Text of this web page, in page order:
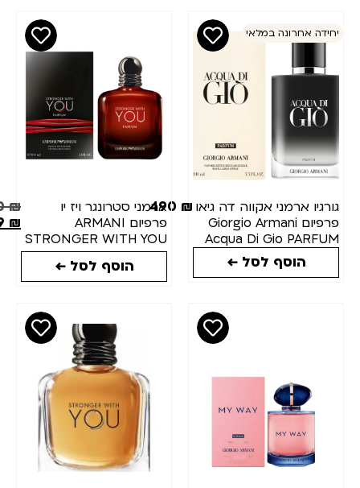
אחרונה במלאי
ארמני אקווה דה גיאו
פרפיום Giorgio Armani
Acqua Di Gio
490₪
הוסף לסל ←
ארמני סטרונגר ויז יו
פרפיום ARMANI
STRONGER WITH YOU
PARFUM 100ML
480
399
הוסף לסל ←